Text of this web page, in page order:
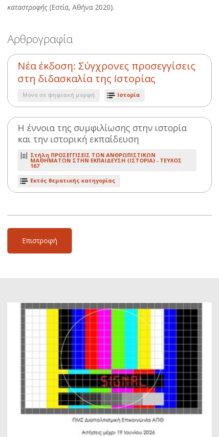
καταστροφής(Εστία, Αθήνα 2020).
Αρθρογραφία
Νέα έκδοση: Σύγχρονες προσεγγίσεις
στη διδασκαλία της Ιστορίας
Μόνο σε ψηφιακή μορφή Ιστορία
Η έννοια της συμφιλίωσης στην ιστορία
και την ιστορική εκπαίδευση
Στήλη ΠΡΟΣΕΓΓΙΣΕΙΣ ΤΩΝ ΑΝΘΡΩΠΙΣΤΙΚΩΝ
ΜΑΘΗΜΑΤΩΝ ΣΤΗΝ ΕΚΠΑΙΔΕΥΣΗ (ΙΣΤΟΡΙΑ) - ΤΕΥΧΟΣ
167
Εκτός θεματικής κατηγορίας
Επιστροφή